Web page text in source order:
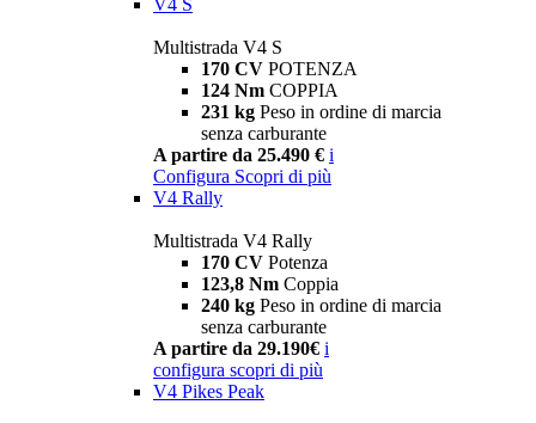
V4 S
Multistrada V4 S
170 CV POTENZA
124 Nm COPPIA
231 kg Peso in ordine di marcia
senza carburante
A partire da 25.490 € i
Configura Scopri di più
V4 Rally
Multistrada V4 Rally
170 CV Potenza
123,8 Nm Coppia
240 kg Peso in ordine di marcia
senza carburante
A partire da 29.190€ i
configura scopri di più
V4 Pikes Peak